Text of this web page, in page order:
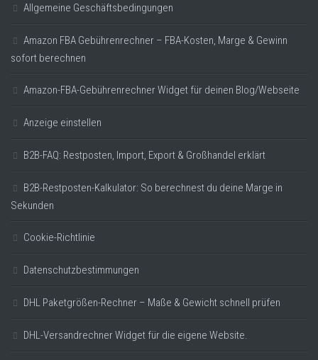
Allgemeine Geschäftsbedingungen
Amazon FBA Gebührenrechner – FBA-Kosten, Marge & Gewinn
sofort berechnen
Amazon-FBA-Gebührenrechner Widget für deinen Blog/Webseite
Anzeige einstellen
B2B-FAQ: Restposten, Import, Export & Großhandel erklärt
B2B-Restposten-Kalkulator: So berechnest du deine Marge in
Sekunden
Cookie-Richtlinie
Datenschutzbestimmungen
DHL Paketgrößen-Rechner – Maße & Gewicht schnell prüfen
DHL-Versandrechner Widget für die eigene Website.